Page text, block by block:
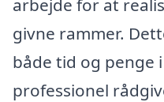
arbejde for at
givne rammer.
både tid og penge
professionel